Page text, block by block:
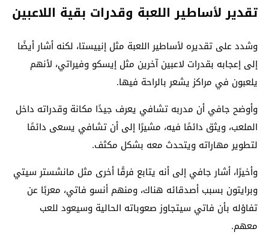
تقدير لأساطير اللعبة وقدرات بقية اللاعبين
وشدد على تقديره لأساطير اللعبة مثل إنييستا، لكنه أشار أيضًا
إلى إعجابه بقدرات لاعبين آخرين مثل إيسكو وفيراتي، لأنهم
يلعبون في مراكز يشعر بالراحة فيها.
وأوضح جافي أن مدربه تشافي يعرف جيدًا مكانة وقدراته داخل
الملعب، ويثق دائمًا فيه، مشيرًا إلى أن تشافي يسعى دائمًا
لتطوير مهاراته ويتحدث معه بشكل مكثف.
وأخيرًا، أشار جافي إلى أنه يتابع فرقًا أخرى مثل مانشستر سيتي
وبرايتون بسبب أصدقائه هناك، ومنهم أنسو فاتي، معربًا عن
تفاؤله بأن فاتي سيتجاوز صعوباته الحالية وسيعود للعب
معهم.